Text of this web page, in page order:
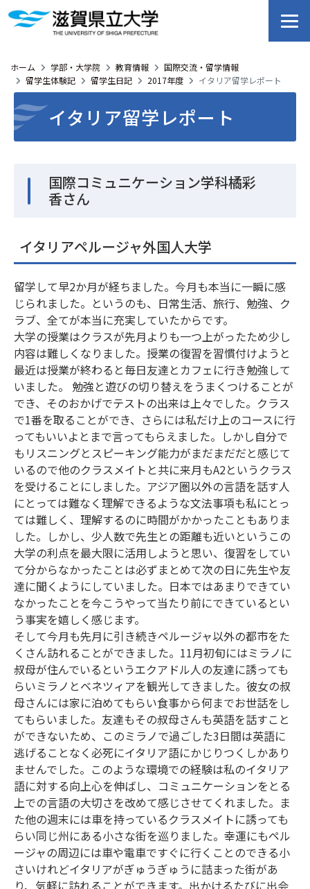
ホーム 学部・大学院 教育情報
国際交流・留学情報
留学生体験記
留学生日記 2017年度 イタリア留学レポート
イタリア留学レポート
国際コミュニケーション学科橘彩
香さん
イタリアペルージャ外国人大学
留学して早2か月が経ちました。今月も本当に一瞬に感
じられました。というのも、日常生活、旅行、勉強、ク
ラブ、全てが本当に充実していたからです。
大学の授業はクラスが先月よりも一つ上がったため少し
内容は難しくなりました。授業の復習を習慣付けようと
最近は授業が終わると毎日友達とカフェに行き勉強して
いました。 勉強と遊びの切り替えをうまくつけることが
でき、そのおかげでテストの出来は上々でした。クラス
で1番を取ることができ、さらには私だけ上のコースに行
ってもいいよとまで言ってもらえました。しかし自分で
もリスニングとスピーキング能力がまだまだだと感じて
いるので他のクラスメイトと共に来月もA2というクラス
を受けることにしました。アジア圏以外の言語を話す人
にとっては難なく理解できるような文法事項も私にとっ
ては難しく、理解するのに時間がかかったこともありま
した。しかし、少人数で先生との距離も近いというこの
大学の利点を最大限に活用しようと思い、復習をしてい
て分からなかったことは必ずまとめて次の日に先生や友
達に聞くようにしていました。日本ではあまりできてい
なかったことを今こうやって当たり前にできているとい
う事実を嬉しく感じます。
そして今月も先月に引き続きペルージャ以外の都市をた
くさん訪れることができました。11月初旬にはミラノに
叔母が住んでいるというエクアドル人の友達に誘っても
らいミラノとベネツィアを観光してきました。彼女の叔
母さんには家に泊めてもらい食事から何までお世話をし
てもらいました。友達もその叔母さんも英語を話すこと
ができないため、このミラノで過ごした3日間は英語に
逃げることなく必死にイタリア語にかじりつくしかあり
ませんでした。このような環境での経験は私のイタリア
語に対する向上心を伸ばし、コミュニケーションをとる
上での言語の大切さを改めて感じさせてくれました。ま
た他の週末には車を持っているクラスメイトに誘っても
らい同じ州にある小さな街を巡りました。幸運にもペル
ージャの周辺には車や電車ですぐに行くことのできる小
さいけれどイタリアがぎゅうぎゅうに詰まった街があ
り、気軽に訪れることができます。出かけるたびに出会